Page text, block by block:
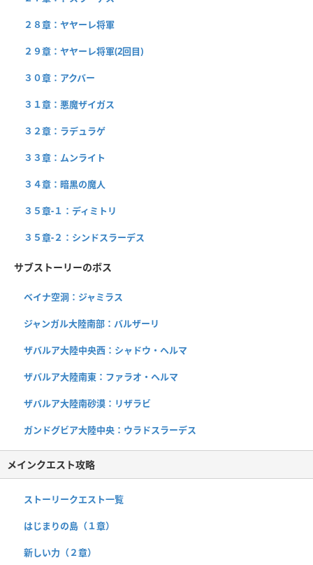
２８章：ヤヤーレ将軍
２９章：ヤヤーレ将軍(2回目)
３０章：アクバー
３１章：悪魔ザイガス
３２章：ラデュラゲ
３３章：ムンライト
３４章：暗黒の魔人
３５章-１：ディミトリ
３５章-２：シンドスラーデス
サブストーリーのボス
ベイナ空洞：ジャミラス
ジャンガル大陸南部：バルザーリ
ザバルア大陸中央西：シャドウ・ヘルマ
ザバルア大陸南東：ファラオ・ヘルマ
ザバルア大陸南砂漠：リザラビ
ガンドグビア大陸中央：ウラドスラーデス
メインクエスト攻略
ストーリークエスト一覧
はじまりの島（１章）
新しい力（２章）